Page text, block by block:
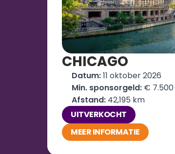
CHICAGO
Datum: 11 oktober 2026
Min. sponsorgeld: € 7.500
Afstand: 42,195 km
UITVERKOCHT
MEER INFORMATIE